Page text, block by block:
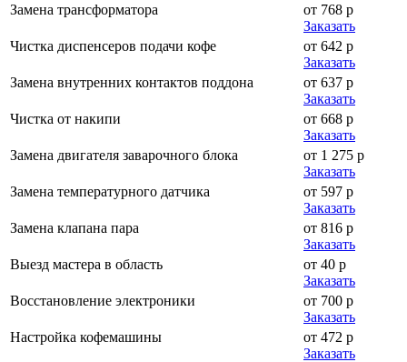
Замена трансформатора
от 768 р
Заказать
Чистка диспенсеров подачи кофе
от 642 р
Заказать
Замена внутренних контактов поддона
от 637 р
Заказать
Чистка от накипи
от 668 р
Заказать
Замена двигателя заварочного блока
от 1 275 р
Заказать
Замена температурного датчика
от 597 р
Заказать
Замена клапана пара
от 816 р
Заказать
Выезд мастера в область
от 40 р
Заказать
Восстановление электроники
от 700 р
Заказать
Настройка кофемашины
от 472 р
Заказать